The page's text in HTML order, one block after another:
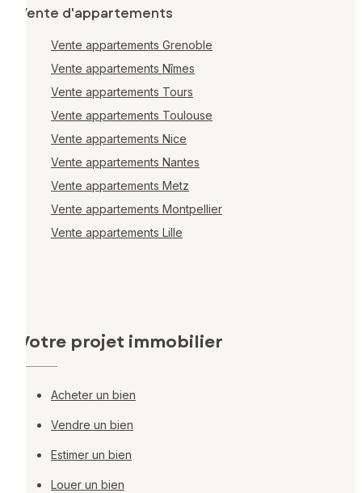
Vente d'appartements
Vente appartements Grenoble
Vente appartements Nîmes
Vente appartements Tours
Vente appartements Toulouse
Vente appartements Nice
Vente appartements Nantes
Vente appartements Metz
Vente appartements Montpellier
Vente appartements Lille
Votre projet immobilier
Acheter un bien
Vendre un bien
Estimer un bien
Louer un bien